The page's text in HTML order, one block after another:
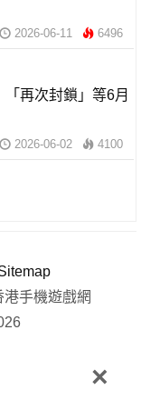
×
2026-06-11 6496
再次封鎖」等6月
2026-06-02 4100
手機遊戲網